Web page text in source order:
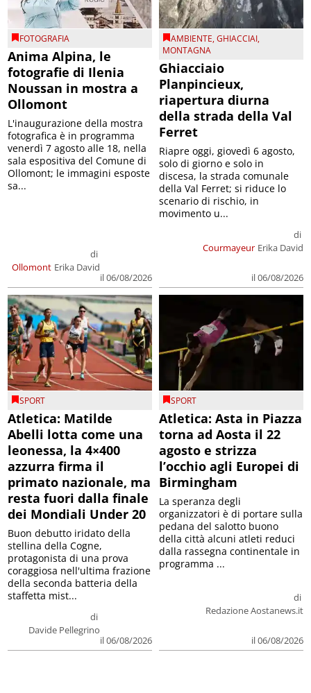
FOTOGRAFIA
Anima Alpina, le
fotografie di Ilenia
Noussan in mostra a
Ollomont
Ollomont
di
Erika David
il 06/08/2026
L'inaugurazione della mostra
fotografica è in programma
venerdì 7 agosto alle 18, nella
sala espositiva del Comune di
Ollomont; le immagini esposte
sa...
AMBIENTE,GHIACCIAI,
MONTAGNA
Ghiacciaio
Planpincieux,
riapertura diurna
della strada della Val
Ferret
Courmayeur
di
Erika David
il 06/08/2026
Riapre oggi, giovedì 6 agosto,
solo di giorno e solo in
discesa, la strada comunale
della Val Ferret; si riduce lo
scenario di rischio, in
movimento u...
SPORT
Atletica: Matilde
Abelli lotta come una
leonessa, la 4×400
azzurra firma il
primato nazionale, ma
resta fuori dalla finale
dei Mondiali Under 20
di
Davide Pellegrino
il 06/08/2026
Buon debutto iridato della
stellina della Cogne,
protagonista di una prova
coraggiosa nell'ultima frazione
della seconda batteria della
staffetta mist...
SPORT
Atletica: Asta in Piazza
torna ad Aosta il 22
agosto e strizza
l’occhio agli Europei di
Birmingham
di
Redazione Aostanews.it
il 06/08/2026
La speranza degli
organizzatori è di portare sulla
pedana del salotto buono
della città alcuni atleti reduci
dalla rassegna continentale in
programma ...